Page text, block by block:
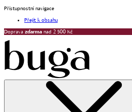
Přístupnostní navigace
Přejít k obsahu
Doprava zdarma nad 2 500 Kč